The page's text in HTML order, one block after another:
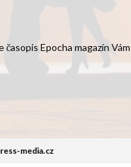
časopis Epocha magazín
media.cz